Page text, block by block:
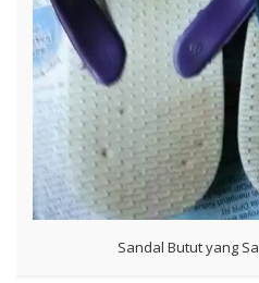
Sandal Butut yang